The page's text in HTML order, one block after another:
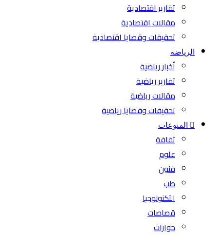
تقارير اقتصادية
مقالات اقتصادية
تحقيقات وقضايا اقتصادية
الرياضة
أخبار رياضية
تقارير رياضية
مقالات رياضية
تحقيقات وقضايا رياضية
المنوعات
ثقافة
علوم
فنون
طب
التكنولوجيا
قصاصات
حوارات